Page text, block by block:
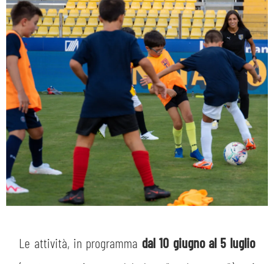
Le attività, in programma dal 10 giugno al 5 luglio